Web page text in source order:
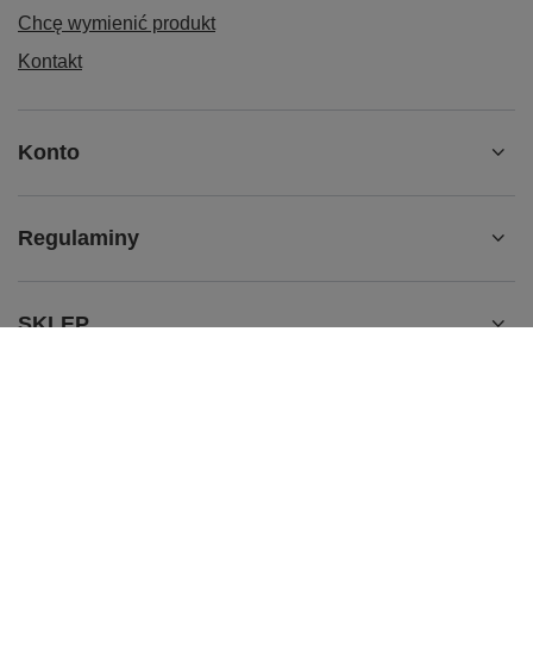
Chcę wymienić produkt
Kontakt
Konto
Regulaminy
SKLEP